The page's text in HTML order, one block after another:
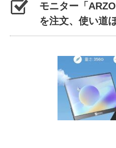
モニター「
を注文、使い道